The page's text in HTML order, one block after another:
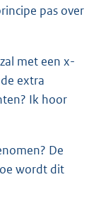
pas over
met een x-
extra
Ik hoor
De
wordt dit